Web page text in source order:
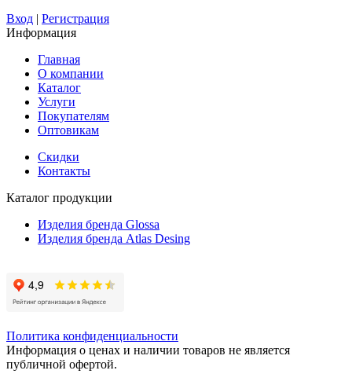
Вход | Регистрация
Информация
Главная
О компании
Каталог
Услуги
Покупателям
Оптовикам
Скидки
Контакты
Каталог продукции
Изделия бренда Glossa
Изделия бренда Atlas Desing
Политика конфиденциальности
Информация о ценах и наличии товаров не является
публичной офертой.